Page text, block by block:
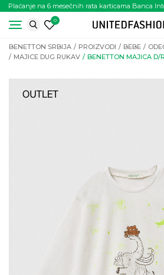
Plaćanje na 6 mesečnih rata karticama Banca
0
BENETTON SRBIJA PROIZVODI BEBE
MAJICE DUG RUKAV
BENETTON MAJICA D/